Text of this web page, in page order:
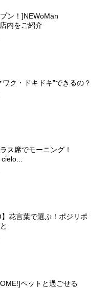
ン！]NEWoMan
内をご紹介
ワク・ドキドキ”できるの？
ス席でモーニング！
】花言葉で選ぶ！ポジリポ
ペットと過ごせる